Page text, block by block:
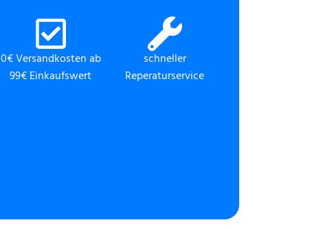
0€ Versandkosten ab
99€ Einkaufswert
schneller
Reperaturservice